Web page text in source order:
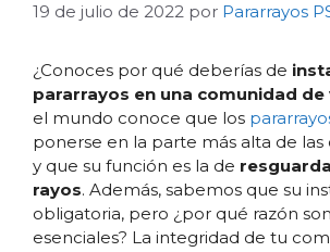
19 de julio de 2022 por Pararrayos
¿Conoces por qué deberías de
pararrayos en una comunidad de
el mundo conoce que los
ponerse en la parte más alta de
y que su función es la de
rayos. Además, sabemos que su
obligatoria, pero ¿por qué razón
esenciales? La integridad de tu